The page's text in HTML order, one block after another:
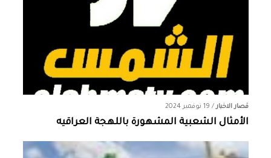
قصار الاخبار/ 19 نوفمبر 2024
الأمثال الشعبية المشهورة باللهجة العراقيه